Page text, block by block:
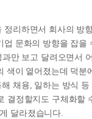
정리하면서 회사의 방
업 문화의 방향을 잡을
만 보고 달려오면서
색이 옅어졌는데 덕분
채용, 일하는 방식 등
결정할지도 구체화할
달라졌습니다.